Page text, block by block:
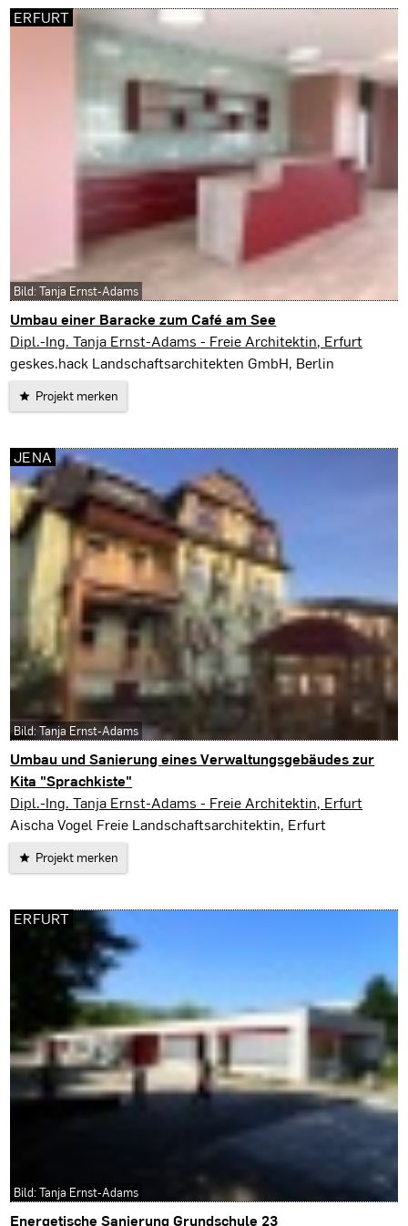
Umbau einer Baracke zum Café am See
Erfurt
Dipl.-Ing. Tanja Ernst-Adams - Freie Architektin, Erfurt
geskes.hack Landschaftsarchitekten GmbH, Berlin
Projekt merken
ERFURT
Bild: Tanja Ernst-Adams
Umbau und Sanierung eines Verwaltungsgebäudes zur
Kita "Sprachkiste"
Jena
Dipl.-Ing. Tanja Ernst-Adams - Freie Architektin, Erfurt
Aischa Vogel Freie Landschaftsarchitektin, Erfurt
Projekt merken
JENA
Bild: Tanja Ernst-Adams
Energetische Sanierung Grundschule 23
ERFURT
Bild: Tanja Ernst-Adams